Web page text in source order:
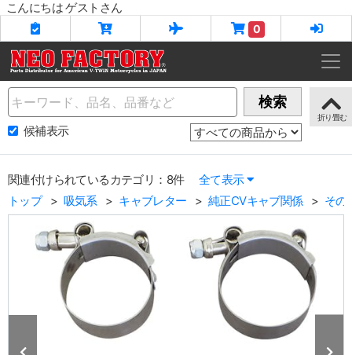
こんにちは ゲストさん
0
Name 検索
候補表示
関連付けられているカテゴリ：8件
全て表示
トップ
吸気系 キャブレター 純正CVキャブ関係 その